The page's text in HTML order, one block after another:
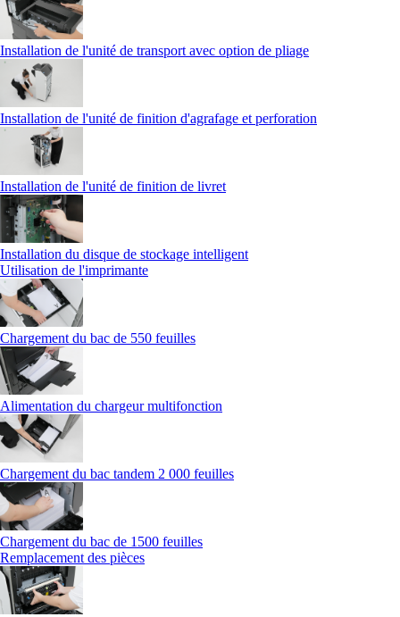
Installation de l'unité de transport avec option de pliage
Installation de l'unité de finition d'agrafage et perforation
Installation de l'unité de finition de livret
Installation du disque de stockage intelligent
Utilisation de l'imprimante
Chargement du bac de 550 feuilles
Alimentation du chargeur multifonction
Chargement du bac tandem 2 000 feuilles
Chargement du bac de 1500 feuilles
Remplacement des pièces